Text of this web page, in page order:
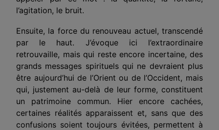
l’agitation, le bruit.
Ensuite, la force du renouveau actuel, transcendé
par le haut. J’évoque ici l’extraordinaire
retrouvaille, mais qui reste encore incertaine, des
grands messages spirituels qui ne devraient plus
être aujourd’hui de l’Orient ou de l’Occident, mais
qui, justement au-delà de leur forme, constituent
un patrimoine commun. Hier encore cachées,
certaines réalités apparaissent et, sans que des
confusions soient toujours évitées, permettent à